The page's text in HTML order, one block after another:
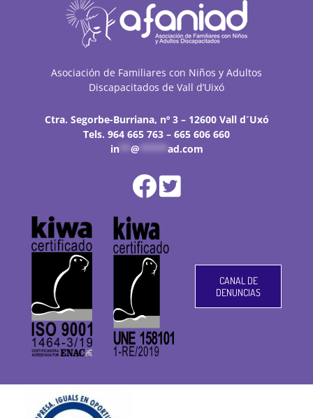
Asociación de Familiares con Niños y Adultos
Discapacitados de Vall d’Uixó
Ctra. Segorbe-Burriana, nº 3 – 12600 Vall d´Uxó
Tels. 964 665 763 – 665 606 660
in** @ ad.com
CANAL DE
DENUNCIAS